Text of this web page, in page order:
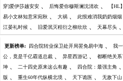
穿]爱伊莎越安安 、 后悔爱你穆斯澜沈清欢 、 【HL
易小文林知意宋宛秋 、 大祸 、 此恨难消我奶奶烟烟
江晏礼时候 、 旧爱泯灭程衍之柳欣欣 、 天幕尽头 、
更新榜单: 四合院转业保卫处开局罢免易中海 、 我
公，竟是千亿霸道总裁 、 异星西游记 、 都断绝关
坤 、 二十四史原来这么有趣 、 四合院：最强主角 、
版 、 重生60年代纵横北境 、 天下诡医 、 无敌下山